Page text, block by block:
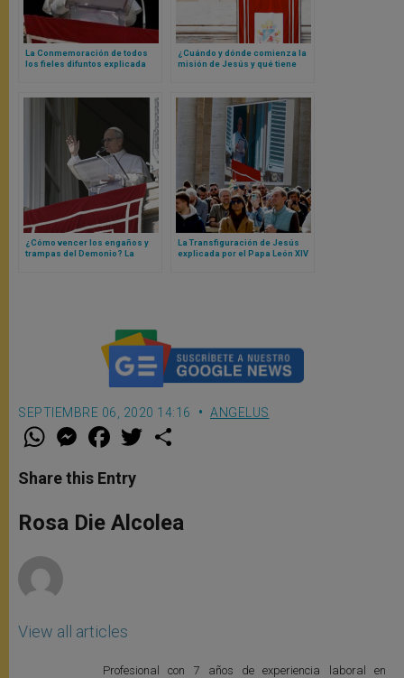
La Conmemoración de todos
los fieles difuntos explicada
¿Cuándo y dónde comienza la
misión de Jesús y qué tiene
¿Cómo vencer los engaños y
trampas del Demonio? La
La Transfiguración de Jesús
explicada por el Papa León XIV
SEPTIEMBRE 06, 2020 14:16 ANGELUS
W
t
s
p
p
M
e
s
e
g
e
F
a
e
b
o
k
w
r
Share this Entry
Rosa Die Alcolea
View all articles
Profesional con 7 años de experiencia laboral en